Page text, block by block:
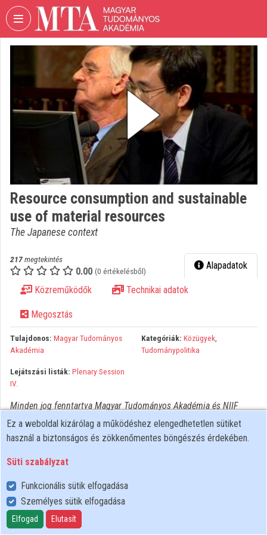
Fejléc kihagyása Menü kihagyása Tartalom kihagyása
TORIUM
MAGYAR
TUDOMÁNYOS
AKADÉMIA
Intézményi kezdőlap
Kategóriák
Intézményi listák
Intézmények
Közreműködők
Resource consumption and sustainable
use of material resources
The Japanese context
217megtekintés
0.00 (0 értékelésből) Alapadatok
Közreműködők Technikai adatok
Megosztás
Tulajdonos: Magyar Tudományos
Akadémia
Kategóriák: Közügyek,
Tudománypolitika
Lejátszási listák: Plenary Session
IV.
Minden jog fenntartva Magyar Tudományos Akadémia és NIIF
Intézet. A hálózaton való újrapublikálás és kereskedelmi
forgalomba hozatal szigorúan tilos! Egyéb célú felhasználás a
Felhasználói szabályzat
Adatkezelési tájékoztató
Süti szabályzat
Ez a weboldal kizárólag a működéshez elengedhetetlen sütiket
használ a biztonságos és zökkenőmentes böngészés érdekében.
Süti szabályzat
Funkcionális sütik elfogadása
Személyes sütik elfogadása
Elfogad Elutasít